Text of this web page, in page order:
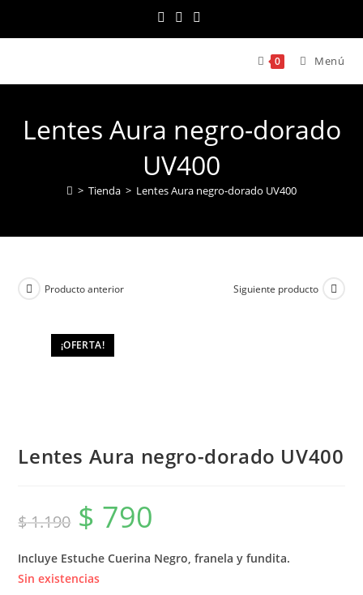
0 Menú
Lentes Aura negro-dorado
UV400
> Tienda > Lentes Aura negro-dorado UV400
¡OFERTA!
Producto anterior Siguiente producto
Lentes Aura negro-dorado UV400
$1.190
El
precio
original
$ 1.190.
$ 790
$ 790.
Incluye Estuche Cuerina Negro, franela y fundita.
Sin existencias